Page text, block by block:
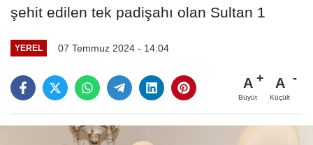
şehit edilen tek padişahı olan Sultan 1
YEREL 07 Temmuz 2024 - 14:04
A
Büyüt
A
Küçült